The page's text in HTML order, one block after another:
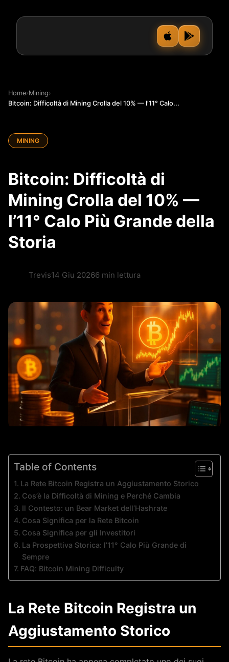
Home›Mining›
Bitcoin: Difficoltà di Mining Crolla del 10% — l’11° Calo...
MINING
Bitcoin: Difficoltà di
Mining Crolla del 10% —
l’11° Calo Più Grande della
Storia
Trevis14 Giu 20266 min lettura
Table of Contents
La Rete Bitcoin Registra un Aggiustamento Storico
Cos’è la Difficoltà di Mining e Perché Cambia
Il Contesto: un Bear Market dell’Hashrate
Cosa Significa per la Rete Bitcoin
Cosa Significa per gli Investitori
La Prospettiva Storica: l’11° Calo Più Grande di
Sempre
FAQ: Bitcoin Mining Difficulty
La Rete Bitcoin Registra un
Aggiustamento Storico